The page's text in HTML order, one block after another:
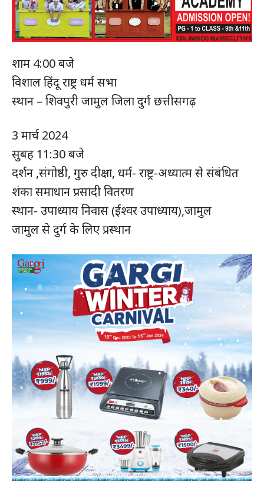
हमसे जुड़े
SUBSCRIBE NOW
क्विक लिंक्स
मुख्य पेज
संपर्क करें
शाम 4:00 बजे
विशाल हिंदू राष्ट्र धर्म सभा
स्थान – शिवपुरी जामुल जिला दुर्ग छत्तीसगढ़
3 मार्च 2024
सुबह 11:30 बजे
दर्शन ,संगोष्ठी, गुरु दीक्षा, धर्म- राष्ट्र-अध्यात्म से संबंधित
शंका समाधान प्रसादी वितरण
स्थान- उपाध्याय निवास (ईश्वर उपाध्याय),जामुल
जामुल से दुर्ग के लिए प्रस्थान